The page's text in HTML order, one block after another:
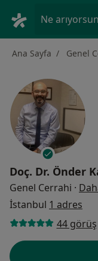
Ne
Ana Sayfa Genel
Doç. Dr. Önder
Genel Cerrahi ·
İstanbul 1 adres
44 görüş